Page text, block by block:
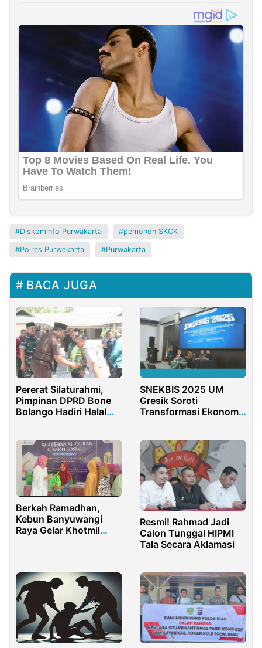
Diskominfo Purwakarta pemohon SKCK
Polres Purwakarta Purwakarta
BACA JUGA
Pererat Silaturahmi,
Pimpinan DPRD Bone
Bolango Hadiri Halal
SNEKBIS 2025 UM
Gresik Soroti
Transformasi Ekonomi
Berkah Ramadhan,
Kebun Banyuwangi
Raya Gelar Khotmil
Resmi! Rahmad Jadi
Calon Tunggal HIPMI
Tala Secara Aklamasi